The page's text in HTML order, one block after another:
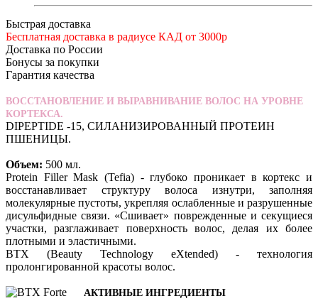
Быстрая доставка
Бесплатная доставка в радиусе КАД от 3000р
Доставка по России
Бонусы за покупки
Гарантия качества
ВОССТАНОВЛЕНИЕ И ВЫРАВНИВАНИЕ ВОЛОС НА УРОВНЕ
КОРТЕКСА.
DIPEPTIDE -15, СИЛАНИЗИРОВАННЫЙ ПРОТЕИН
ПШЕНИЦЫ.
Объем: 500 мл.
Protein Filler Mask (Tefia) - глубоко проникает в кортекс и
восстанавливает структуру волоса изнутри, заполняя
молекулярные пустоты, укрепляя ослабленные и разрушенные
дисульфидные связи. «Сшивает» поврежденные и секущиеся
участки, разглаживает поверхность волос, делая их более
плотными и эластичными.
BTX (Beauty Technology eXtended) - технология
пролонгированной красоты волос.
АКТИВНЫЕ ИНГРЕДИЕНТЫ